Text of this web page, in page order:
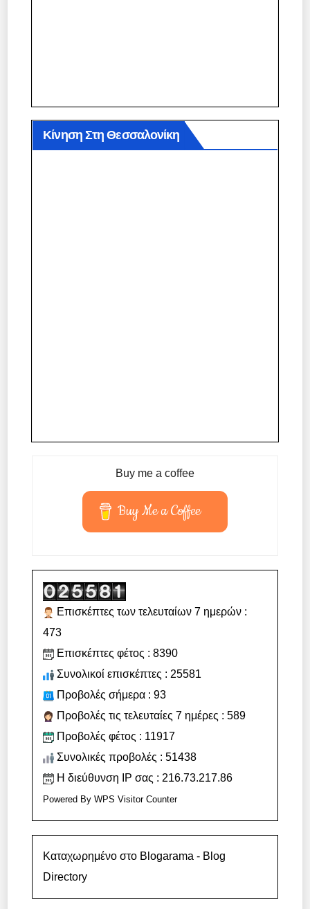
Κίνηση Στη Θεσσαλονίκη
Buy me a coffee
Buy Me a Coffee
Επισκέπτες των τελευταίων 7 ημερών :
473
Επισκέπτες φέτος : 8390
Συνολικοί επισκέπτες : 25581
Προβολές σήμερα : 93
Προβολές τις τελευταίες 7 ημέρες : 589
Προβολές φέτος : 11917
Συνολικές προβολές : 51438
Η διεύθυνση IP σας : 216.73.217.86
Powered ByWPS Visitor Counter
Καταχωρημένο στο Blogarama - Blog
Directory